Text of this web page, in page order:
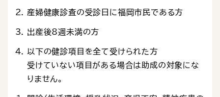
産婦健康診査の受診日に福岡市民である方
出産後8週未満の方
以下の健診項目を全て受けられた方
受けていない項目がある場合は助成の対象にな
りません。